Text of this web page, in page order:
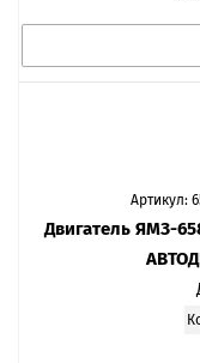
Артикул:
Двигатель ЯМЗ-